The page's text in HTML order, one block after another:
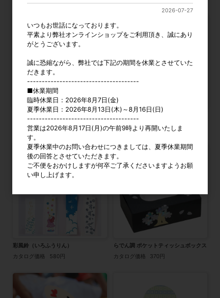
カタログ価格
360円〜
カタログ価格
300円
彩風鈴（いろふうりん）
カタログ価格
580円
らでん調 ポケットティッシュボックス
カタログ価格
370円
2026-07-27
いつもお世話になっております。
平素より弊社オンラインショップをご利用頂き、誠にあり
がとうございます。
誠に恐縮ながら、弊社では下記の期間を休業とさせていた
だきます。
--------------------------------------
■休業期間
臨時休業日：2026年8月7日(金)
夏季休業日：2026年8月13日(木)～8月16日(日)
--------------------------------------
営業は2026年8月17日(月)の午前9時より再開いたしま
す。
夏季休業中のお問い合わせにつきましては、夏季休業期間
後の回答とさせていただきます。
ご不便をおかけしますが何卒ご了承くださいますようお願
い申し上げます。